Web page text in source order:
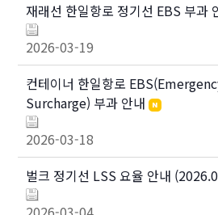
재래선 한일항로 정기선 EBS 부과
2026-03-19
컨테이너 한일항로
Surcharge) 부과 안내
2026-03-18
벌크 정기선 LSS 요율 안내